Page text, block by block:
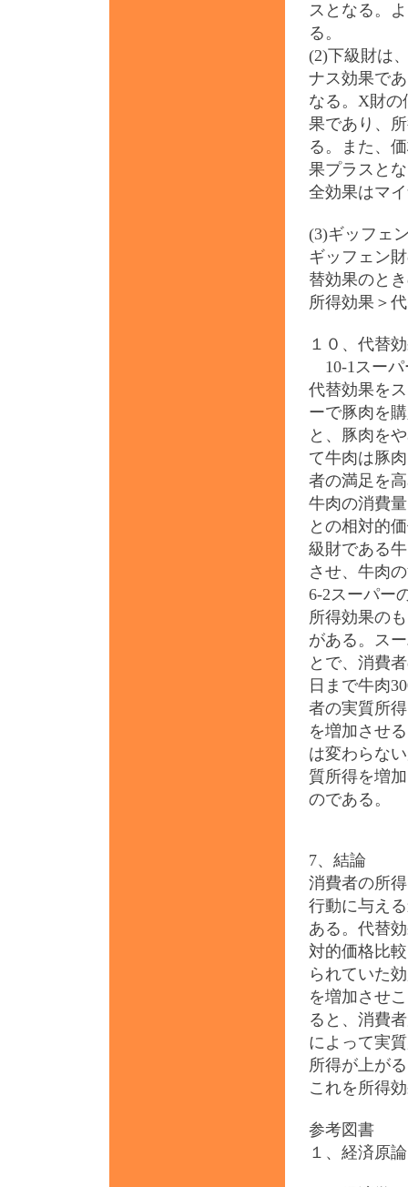
スとなる。
る。
(2)下級財は
ナス効果で
なる。X財の
果であり、
る。また、
果プラスと
全効果はマ
(3)ギッフェ
ギッフェン
替効果のと
所得効果＞
１０、代替
10-1スーパ
代替効果を
ーで豚肉を
と、豚肉を
て牛肉は豚
者の満足を
牛肉の消費
との相対的
級財である
させ、牛肉
6-2スーパー
所得効果の
がある。ス
とで、消費
日まで牛肉
者の実質所
を増加させ
は変わらな
質所得を増
のである。
7、結論
消費者の所
行動に与え
ある。代替
対的価格比
られていた
を増加させ
ると、消費
によって実
所得が上が
これを所得
参考図書
１、経済